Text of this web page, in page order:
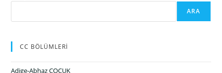
ARA
CC BÖLÜMLERİ
Adige-Abhaz ÇOCUK